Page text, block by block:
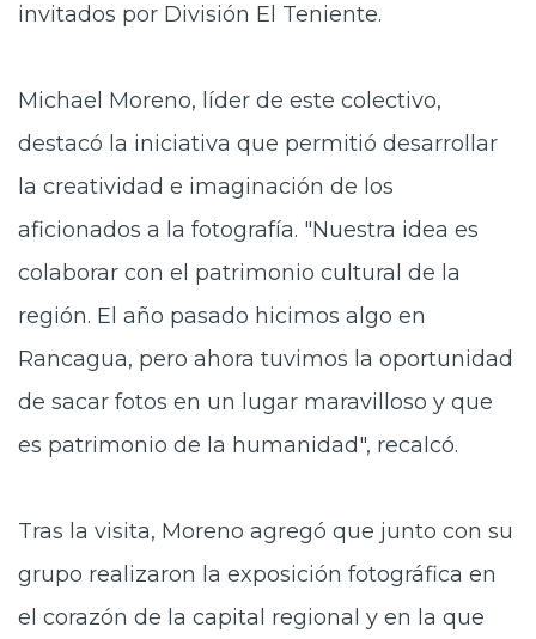
invitados por División El Teniente.
Michael Moreno, líder de este colectivo,
destacó la iniciativa que permitió desarrollar
la creatividad e imaginación de los
aficionados a la fotografía. "Nuestra idea es
colaborar con el patrimonio cultural de la
región. El año pasado hicimos algo en
Rancagua, pero ahora tuvimos la oportunidad
de sacar fotos en un lugar maravilloso y que
es patrimonio de la humanidad", recalcó.
Tras la visita, Moreno agregó que junto con su
grupo realizaron la exposición fotográfica en
el corazón de la capital regional y en la que